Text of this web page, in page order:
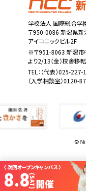
学校法人 国際総合学
〒950-0086 新潟県
アイコニックビル2F
※〒951-8063 新潟市
より2/13（金）校舎移
TEL： （代表）025-227-
（入学相談室）0120-
©
〈 次回オープンキャンパス 〉
8.8(SAT)開催